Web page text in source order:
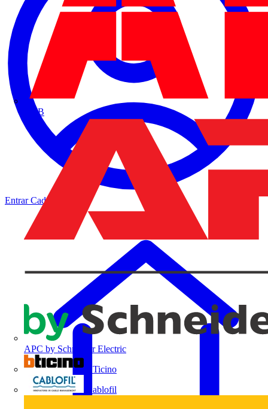
ABB
APC by Schneider Electric
BTicino
Cablofil
EntrarCadastrar